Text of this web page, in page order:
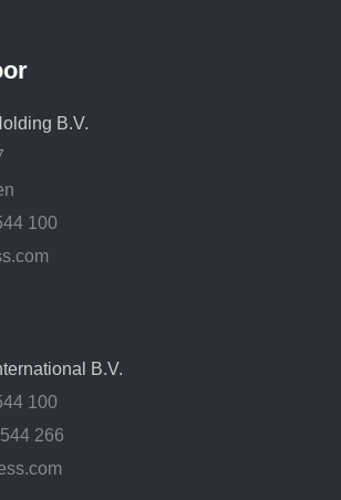
B.V.
100
B.V.
100
266